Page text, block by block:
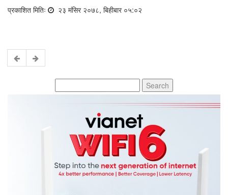
प्रकाशित मितिः २३ मंसिर २०७८, बिहीबार ०५:०२
for: